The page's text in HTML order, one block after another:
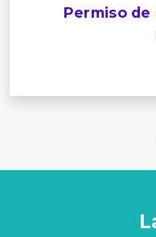
Permiso